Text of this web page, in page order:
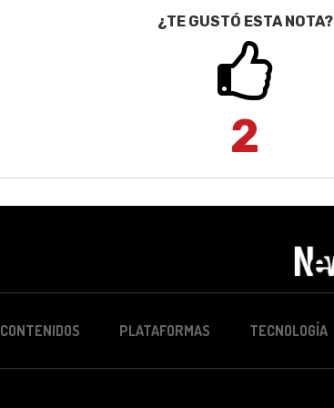
¿TE GUSTÓ ESTA NOTA?
2
CONTENIDOS PLATAFORMAS TECNOLOGÍA